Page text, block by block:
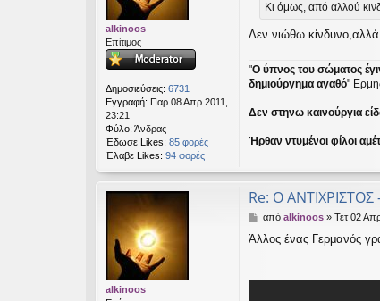
alkinoos
Επίτιμος
Δημοσιεύσεις: 6731
Εγγραφή: Παρ 08 Απρ 2011,
23:21
Φύλο: Άνδρας
Έδωσε Likes: 85 φορές
Έλαβε Likes: 94 φορές
ε
η
Κι όμως, από αλλού
Δεν νιώθω κίνδυνο,αλλά
"Ο ύπνος του σώματος
δημιούργημα αγαθό"
Δεν στηνω καινούργια
Ήρθαν ντυμένοι φίλοι
alkinoos
Re: Ο ΑΝΤΙΧΡΙΣΤΟΣ
Δ
μ
ί
από alkinoos» Τετ 02
Άλλος ένας Γερμανός